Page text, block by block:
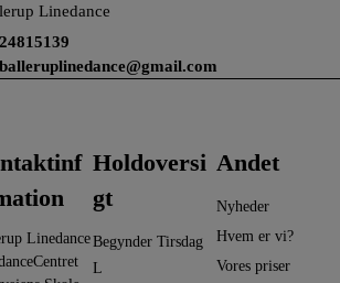
Linedance
24815139
balleruplinedance@gmail.com
Linedance
Holdoversi
gt
Begynder Tirsdag
L
Andet
Nyheder
Hvem er vi?
Vores priser